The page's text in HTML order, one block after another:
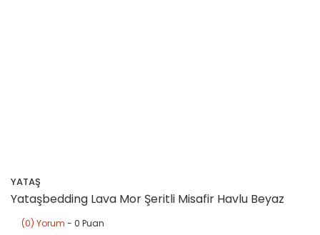
YATAŞ
Yataşbedding Lava Mor Şeritli Misafir Havlu Beyaz
(0) Yorum - 0 Puan